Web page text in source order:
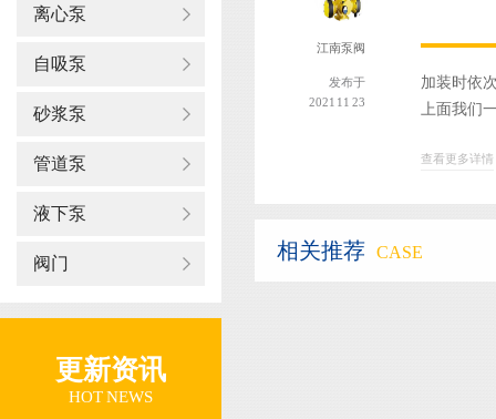
离心泵
自吸泵
砂浆泵
管道泵
液下泵
阀门
更新资讯
HOT NEWS
江南泵阀
发布于
2021 11 23
加装时依
上面我们
查看更多详情
相关推荐 CASE